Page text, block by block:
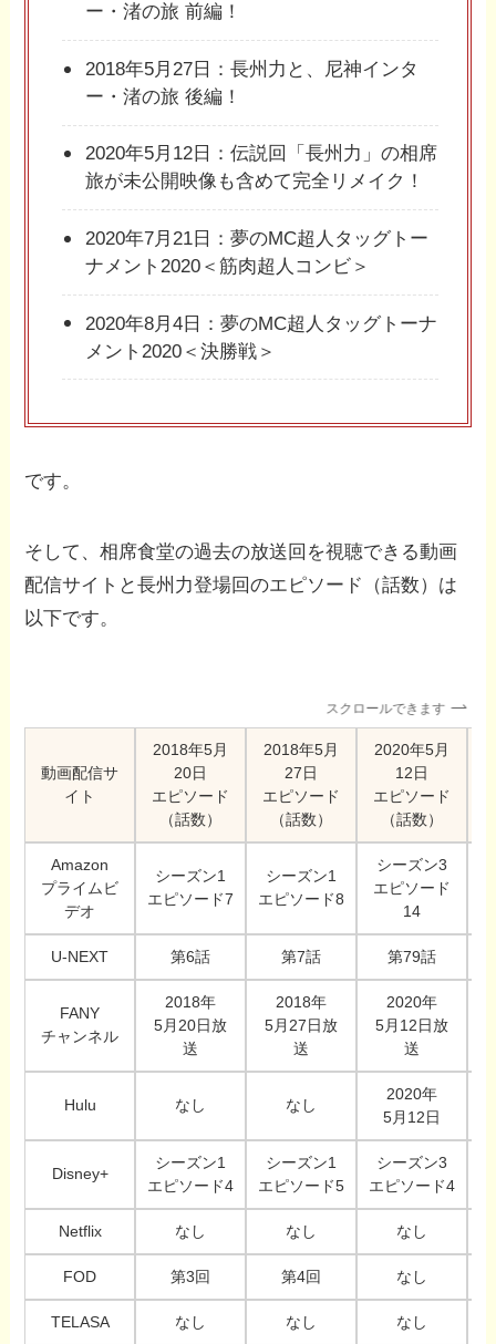
ー・渚の旅 前編！
2018年5月27日：長州力と、尼神インタ
ー・渚の旅 後編！
2020年5月12日：伝説回「長州力」の相席
旅が未公開映像も含めて完全リメイク！
2020年7月21日：夢のMC超人タッグトー
ナメント2020＜筋肉超人コンビ＞
2020年8月4日：夢のMC超人タッグトーナ
メント2020＜決勝戦＞
です。
そして、相席食堂の過去の放送回を視聴できる動画
配信サイトと長州力登場回のエピソード（話数）は
以下です。
スクロールできます
動画配信サ
イト
2018年5月
20日
エピソード
（話数）
2018年5月
27日
エピソード
（話数）
2020年5月
12日
エピソード
（話数）
Amazon
プライムビ
デオ
シーズン1
エピソード7
シーズン1
エピソード8
シーズン3
エピソード
14
U-NEXT 第6話 第7話 第79話
FANY
チャンネル
2018年
5月20日放
送
2018年
5月27日放
送
2020年
5月12日放
送
Hulu なし なし
2020年
5月12日
Disney+
シーズン1
エピソード4
シーズン1
エピソード5
シーズン3
エピソード4
Netflix なし なし なし
FOD 第3回 第4回 なし
TELASA なし なし なし